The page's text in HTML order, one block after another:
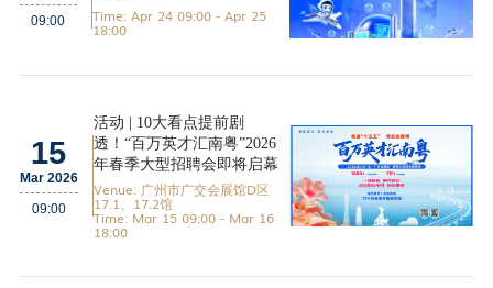
09:00 Time: Apr 24 09:00 - Apr 25
18:00
15
Mar 2026
09:00
活动 | 10大看点提前剧
透！“百万英才汇南粤”2026
年春季大型招聘会即将启幕
Venue: 广州市广交会展馆D区
17.1、17.2馆
Time: Mar 15 09:00 - Mar 16
18:00